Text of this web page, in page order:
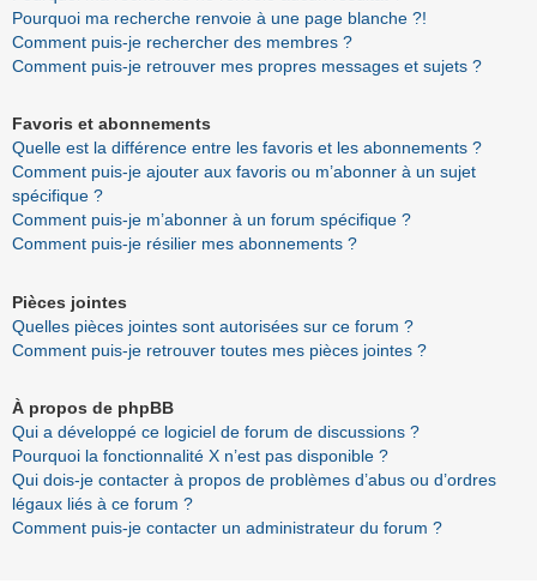
Pourquoi ma recherche renvoie à une page blanche ?!
Comment puis-je rechercher des membres ?
Comment puis-je retrouver mes propres messages et sujets ?
Favoris et abonnements
Quelle est la différence entre les favoris et les abonnements ?
Comment puis-je ajouter aux favoris ou m’abonner à un sujet
spécifique ?
Comment puis-je m’abonner à un forum spécifique ?
Comment puis-je résilier mes abonnements ?
Pièces jointes
Quelles pièces jointes sont autorisées sur ce forum ?
Comment puis-je retrouver toutes mes pièces jointes ?
À propos de phpBB
Qui a développé ce logiciel de forum de discussions ?
Pourquoi la fonctionnalité X n’est pas disponible ?
Qui dois-je contacter à propos de problèmes d’abus ou d’ordres
légaux liés à ce forum ?
Comment puis-je contacter un administrateur du forum ?